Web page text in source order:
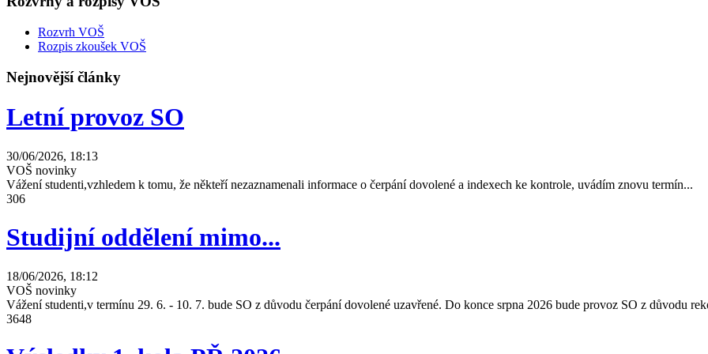
Rozvrh VOŠ
Rozpis zkoušek VOŠ
Nejnovější články
Letní provoz SO
30/06/2026, 18:13
VOŠ novinky
Vážení studenti,vzhledem k tomu, že někteří nezaznamenali informace o čerpání dovolené a indexech ke kontrole, uvádím znovu termín...
306
Studijní oddělení mimo...
18/06/2026, 18:12
VOŠ novinky
Vážení studenti,v termínu 29. 6. - 10. 7. bude SO z důvodu čerpání dovolené uzavřené. Do konce srpna 2026 bude provoz SO z důvodu
3648